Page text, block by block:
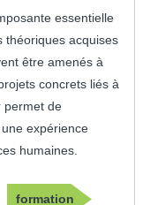
essentielle
théoriques acquises
être amenés à
concrets liés à
permet de
expérience
humaines.
formation